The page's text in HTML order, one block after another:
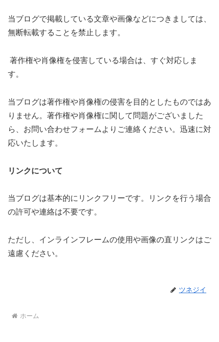
当ブログで掲載している文章や画像などにつきましては、
無断転載することを禁止します。
著作権や肖像権を侵害している場合は、すぐ対応しま
す。
当ブログは著作権や肖像権の侵害を目的としたものではあ
りません。著作権や肖像権に関して問題がございました
ら、お問い合わせフォームよりご連絡ください。迅速に対
応いたします。
リンクについて
当ブログは基本的にリンクフリーです。リンクを行う場合
の許可や連絡は不要です。
ただし、インラインフレームの使用や画像の直リンクはご
遠慮ください。
ツネジイ
ホーム